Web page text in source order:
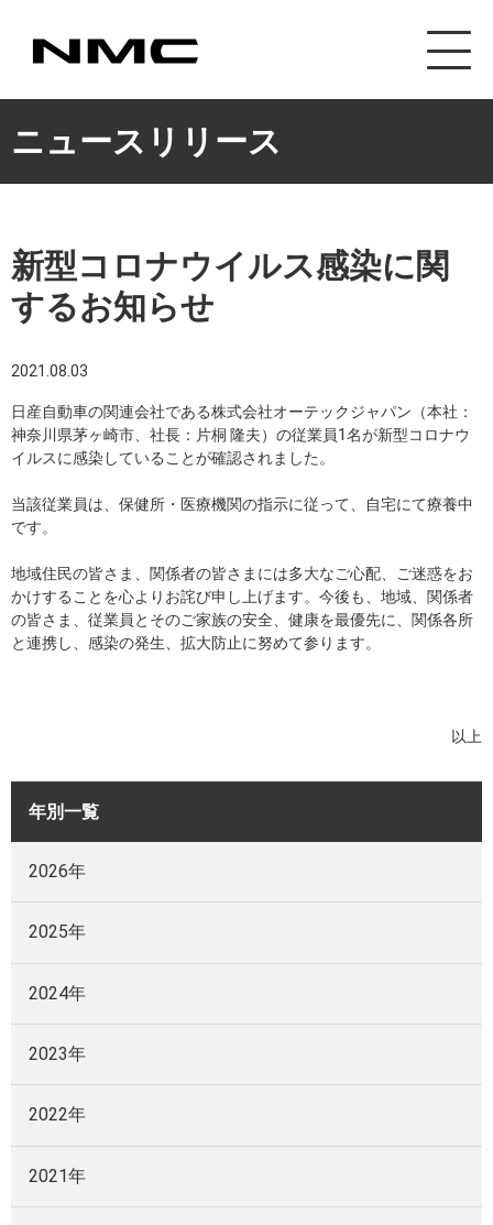
カスタマイズ事
ニュースリリース
新型コロナウイルス感染に関
するお知らせ
2021.08.03
日産自動車の関連会社である株式会社オーテックジャパン（本社：
神奈川県茅ヶ崎市、社長：片桐 隆夫）の従業員1名が新型コロナウ
イルスに感染していることが確認されました。
当該従業員は、保健所・医療機関の指示に従って、自宅にて療養中
です。
地域住民の皆さま、関係者の皆さまには多大なご心配、ご迷惑をお
かけすることを心よりお詫び申し上げます。今後も、地域、関係者
の皆さま、従業員とそのご家族の安全、健康を最優先に、関係各所
と連携し、感染の発生、拡大防止に努めて参ります。
以上
年別一覧
2026年
2025年
2024年
2023年
2022年
2021年